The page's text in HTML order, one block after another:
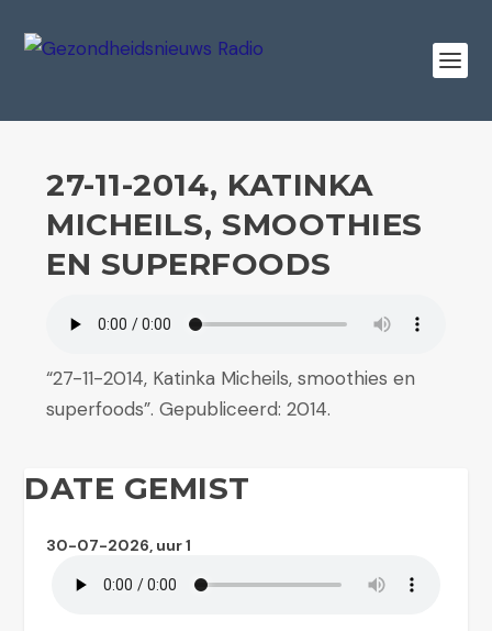
27-11-2014, KATINKA
MICHEILS, SMOOTHIES
EN SUPERFOODS
“27-11-2014, Katinka Micheils, smoothies en
superfoods”. Gepubliceerd: 2014.
DATE GEMIST
30-07-2026, uur 1